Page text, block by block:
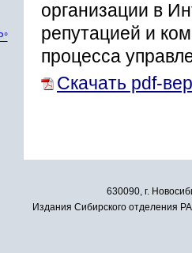
организации в
репутацией и
процесса
Скачать pdf-
630090, г.
Издания Сибирского отделения